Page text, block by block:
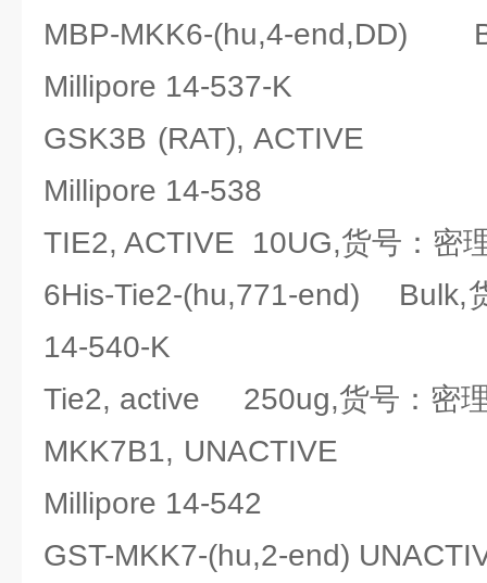
MBP-MKK6-(hu,4-end,DD)
Millipore 14-537-K
GSK3B (RAT), ACTIVE
Millipore 14-538
TIE2, ACTIVE 10UG,货号：密
6His-Tie2-(hu,771-end) Bulk,
14-540-K
Tie2, active 250ug,货号：密
MKK7B1, UNACTIVE
Millipore 14-542
GST-MKK7-(hu,2-end)